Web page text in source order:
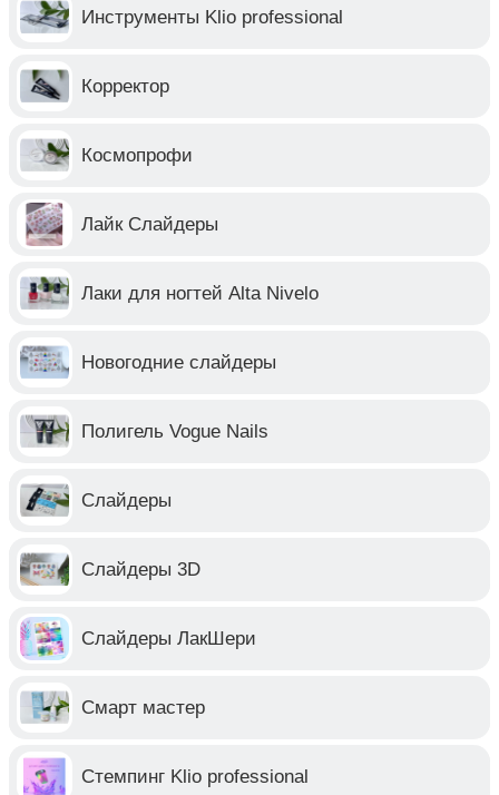
Инструменты Klio professional
Корректор
Космопрофи
Лайк Слайдеры
Лаки для ногтей Alta Nivelo
Новогодние слайдеры
Полигель Vogue Nails
Слайдеры
Слайдеры 3D
Слайдеры ЛакШери
Смарт мастер
Стемпинг Klio professional